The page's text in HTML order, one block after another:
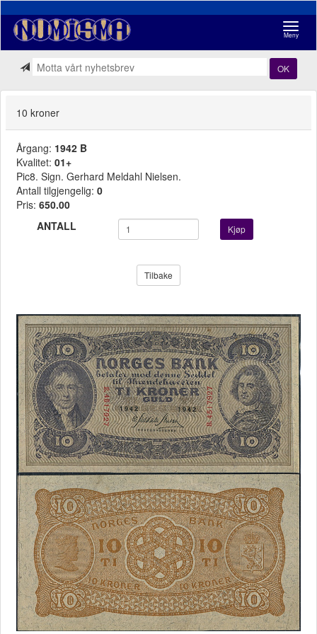
Meny
OK
10 kroner
Årgang: 1942 B
Kvalitet: 01+
Pic8. Sign. Gerhard Meldahl Nielsen.
Antall tilgjengelig: 0
Pris: 650.00
ANTALL
Kjøp
Tilbake